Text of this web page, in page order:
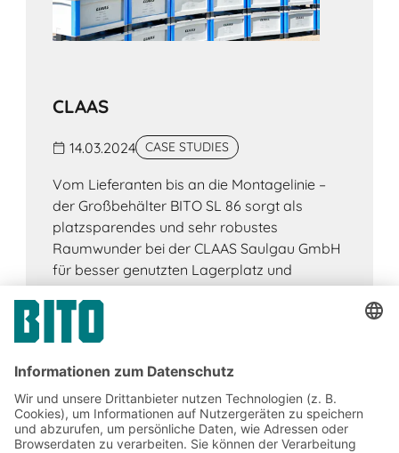
CLAAS
14.03.2024 CASE STUDIES
Vom Lieferanten bis an die Montagelinie –
der Großbehälter BITO SL 86 sorgt als
platzsparendes und sehr robustes
Raumwunder bei der CLAAS Saulgau GmbH
für besser genutzten Lagerplatz und
reibungslosen Warenfluss.